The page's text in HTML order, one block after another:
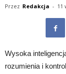
Przez Redakcja - 11
Wysoka
rozumienia i